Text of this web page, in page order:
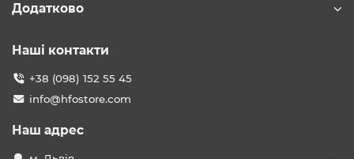
Додатково
Наші контакти
+38 (098) 152 55 45
info@hfostore.com
Наш адрес